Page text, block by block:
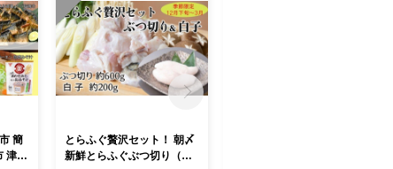
簡
とらふぐ贅沢セット！ 朝〆
新鮮とらふぐぶつ切り（約6